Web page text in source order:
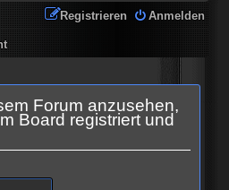
Anmelden
Registrieren
Forum anzusehen,
Board registriert und